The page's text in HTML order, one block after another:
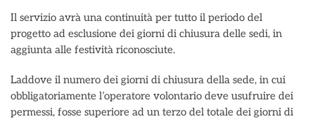
Il servizio avrà una continuità per tutto il periodo del
progetto ad esclusione dei giorni di chiusura delle sedi, in
aggiunta alle festività riconosciute.
Laddove il numero dei giorni di chiusura della sede, in cui
obbligatoriamente l’operatore volontario deve usufruire dei
permessi, fosse superiore ad un terzo del totale dei giorni di